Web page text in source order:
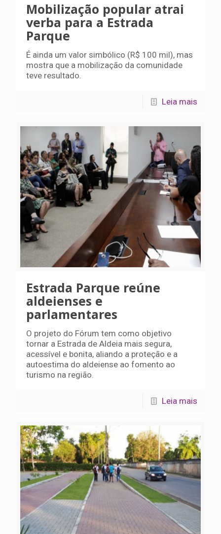
Mobilização popular atrai
verba para a Estrada
Parque
É ainda um valor simbólico (R$ 100 mil), mas
mostra que a mobilização da comunidade
teve resultado.
Leia mais
Estrada Parque reúne
aldeienses e
parlamentares
O projeto do Fórum tem como objetivo
tornar a Estrada de Aldeia mais segura,
acessível e bonita, aliando a proteção e a
autoestima do aldeiense ao fomento ao
turismo na região.
Leia mais